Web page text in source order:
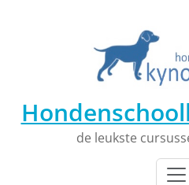
de leukste